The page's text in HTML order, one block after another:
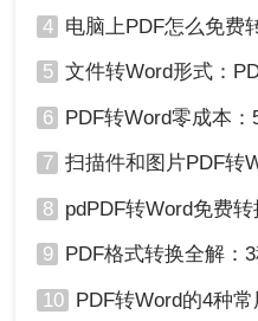
4 电脑上PDF怎么免费转换成Word？
5 文件转Word形式：PDF、图
6 PDF转Word零成本：5种
7 扫描件和图片PDF转
8 pdPDF转Word免费转换
9 PDF格式转换全解：3种
10 PDF转Word的4种常用方式